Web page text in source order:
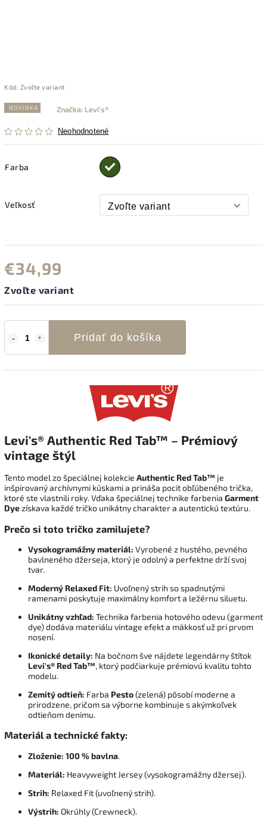
Kód: Zvoľte variant
NOVINKA
Neohodnotené
Značka: Levi's®
Farba
Veľkosť
€34,99
Zvoľte variant
Pridať do košíka
Levi's® Authentic Red Tab™ – Prémiový
vintage štýl
Tento model zo špeciálnej kolekcie Authentic Red Tab™ je
inšpirovaný archívnymi kúskami a prináša pocit obľúbeného trička,
ktoré ste vlastnili roky. Vďaka špeciálnej technike farbenia Garment
Dyezískava každé tričko unikátny charakter a autentickú textúru.
Prečo si toto tričko zamilujete?
Vysokogramážny materiál: Vyrobené z hustého, pevného
bavlneného džerseja, ktorý je odolný a perfektne drží svoj
tvar.
Moderný Relaxed Fit: Uvoľnený strih so spadnutými
ramenami poskytuje maximálny komfort a ležérnu siluetu.
Unikátny vzhľad: Technika farbenia hotového odevu (garment
dye) dodáva materiálu vintage efekt a mäkkosť už pri prvom
nosení.
Ikonické detaily: Na bočnom šve nájdete legendárny štítok
Levi's® Red Tab™, ktorý podčiarkuje prémiovú kvalitu tohto
modelu.
Zemitý odtieň: Farba Pesto(zelená) pôsobí moderne a
prirodzene, pričom sa výborne kombinuje s akýmkoľvek
odtieňom denimu.
Materiál a technické fakty:
Zloženie: 100 % bavlna.
Materiál: Heavyweight Jersey (vysokogramážny džersej).
Strih: Relaxed Fit (uvoľnený strih).
Výstrih: Okrúhly (Crewneck).